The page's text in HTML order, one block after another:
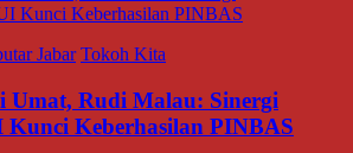
Jabar Tokoh Kita
Umat, Rudi Malau: Sinergi
Keberhasilan PINBAS